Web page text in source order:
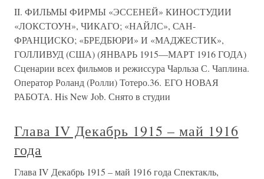
II. ФИЛЬМЫ ФИРМЫ «ЭССЕНЕЙ» КИНОСТУДИИ
«ЛОКСТОУН», ЧИКАГО; «НАЙЛС», САН-
ФРАНЦИСКО; «БРЕДБЮРИ» И «МАДЖЕСТИК»,
ГОЛЛИВУД (США) (ЯНВАРЬ 1915—МАРТ 1916 ГОДА)
Сценарии всех фильмов и режиссура Чарльза С. Чаплина.
Оператор Роланд (Ролли) Тотеро.36. ЕГО НОВАЯ
РАБОТА. His New Job. Снято в студии
Глава IV Декабрь 1915 – май 1916
года
Глава IV Декабрь 1915 – май 1916 года Спектакль,